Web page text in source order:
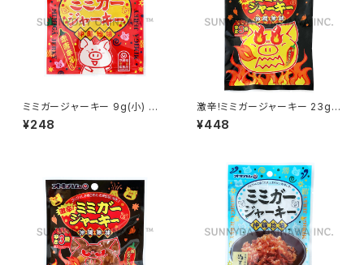
ミミガージャーキー 9g(小) オ
キハム
¥248
激辛!ミミガージャーキー 23g
(大) オキハム
¥448